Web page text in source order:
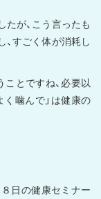
が、こう言ったも
すごく体が消耗し
ことですね、必要以
噛んで」は健康の
日の健康セミナー